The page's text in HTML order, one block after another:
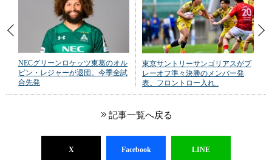
NECグリーンロケッツ東葛のオル
ビン・レジャーが退団。今季全試
合先発
東京サントリーサンゴリアスがプ
レーオフ準々決勝のメンバー発
表。フロントロー入れ..
記事一覧へ戻る
X Facebook LINE